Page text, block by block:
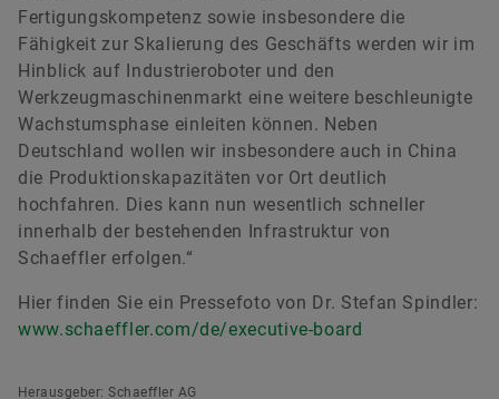
Fertigungskompetenz sowie insbesondere die
Fähigkeit zur Skalierung des Geschäfts werden wir im
Hinblick auf Industrieroboter und den
Werkzeugmaschinenmarkt eine weitere beschleunigte
Wachstumsphase einleiten können. Neben
Deutschland wollen wir insbesondere auch in China
die Produktionskapazitäten vor Ort deutlich
hochfahren. Dies kann nun wesentlich schneller
innerhalb der bestehenden Infrastruktur von
Schaeffler erfolgen.“
Hier finden Sie ein Pressefoto von Dr. Stefan Spindler:
www.schaeffler.com/de/executive-board
Herausgeber: Schaeffler AG